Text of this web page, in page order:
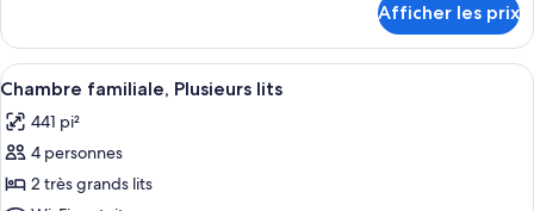
Chambre,
lits
jumeaux
(Runway
View,
High
Chambre,
lits
(Runway
View,
Floor)
Afficher les prix
Afficher
toutes
les
photos
pour
Une chambre d’hôtel avec deux
9
Chambre familiale, Plusieurs lits
441 pi²
4 personnes
2 très grands lits